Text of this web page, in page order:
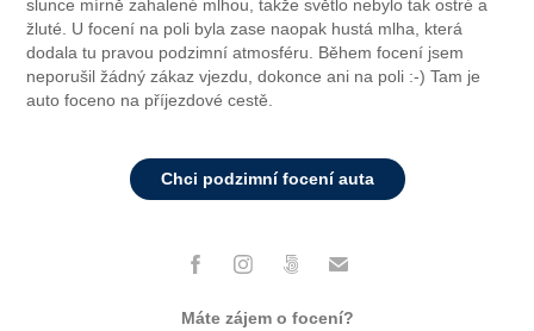
slunce mírně zahalené mlhou, takže světlo nebylo tak ostré a
žluté. U focení na poli byla zase naopak hustá mlha, která
dodala tu pravou podzimní atmosféru. Během focení jsem
neporušil žádný zákaz vjezdu, dokonce ani na poli :-) Tam je
auto foceno na příjezdové cestě.
Chci podzimní focení auta
Máte zájem o focení?